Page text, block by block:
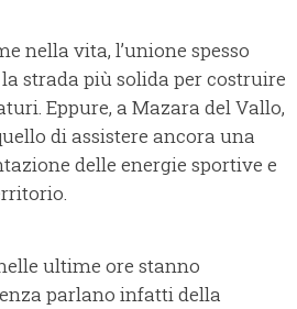
nella vita, l’unione spesso
strada più solida per costruire
Eppure, a Mazara del Vallo,
di assistere ancora una
delle energie sportive e
ultime ore stanno
parlano infatti della